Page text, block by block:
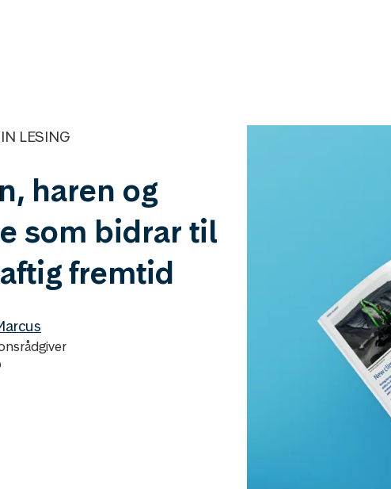
LESING
haren og
som bidrar til
fremtid